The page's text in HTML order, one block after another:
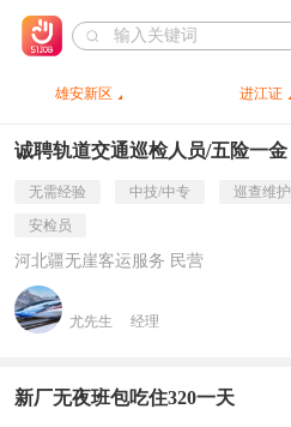
雄安新区 进江证
诚聘轨道交通巡检人员/五险一金
无需经验 中技/中专 巡查维护
安检员
河北疆无崖客运服务 民营
尤先生 经理
新厂无夜班包吃住320一天